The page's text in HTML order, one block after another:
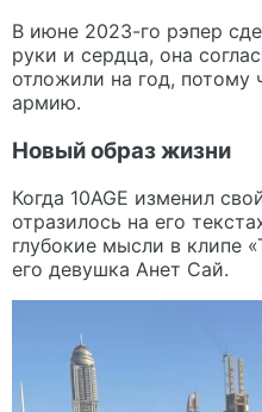
В июне 2023-го рэпер
руки и сердца, она
отложили на год, потому
армию.
Новый образ жизни
Когда 10AGE изменил
отразилось на его
глубокие мысли в клипе
его девушка Анет Сай.